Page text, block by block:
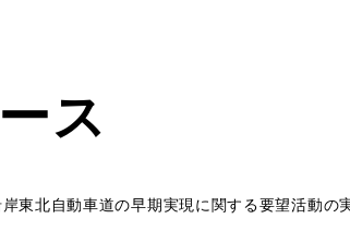
ス
岸東北自動車道の早期実現に関する要望活動の